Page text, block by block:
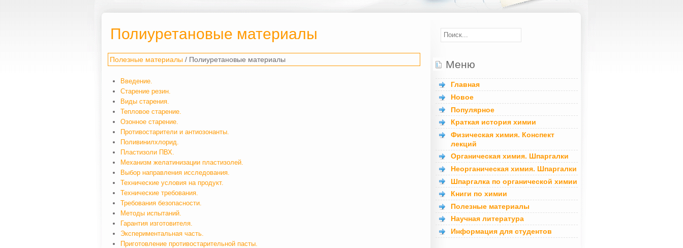
Полиуретановые материалы
Полезные материалы / Полиуретановые материалы
Введение.
Старение резин.
Виды старения.
Тепловое старение.
Озонное старение.
Противостарители и антиозонанты.
Поливинилхлорид.
Пластизоли ПВХ.
Механизм желатинизации пластизолей.
Выбор направления исследования.
Технические условия на продукт.
Технические требования.
Требования безопасности.
Методы испытаний.
Гарантия изготовителя.
Экспериментальная часть.
Приготовление противостарительной пасты.
Меню
Главная
Новое
Популярное
Краткая история химии
Физическая химия. Конспект
лекций
Органическая химия. Шпаргалки
Неорганическая химия. Шпаргалки
Шпаргалка по органической химии
Книги по химии
Полезные материалы
Научная литература
Информация для студентов